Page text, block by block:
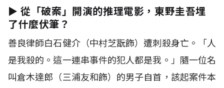
► 從「破案」開演的推理電影，東野圭吾埋
了什麼伏筆？
善良律師白石健介（中村芝翫飾）遭刺殺身亡。「人
是我殺的。這一連串事件的犯人都是我。」隨一位名
叫倉木達郎（三浦友和飾）的男子自首，該起案件本